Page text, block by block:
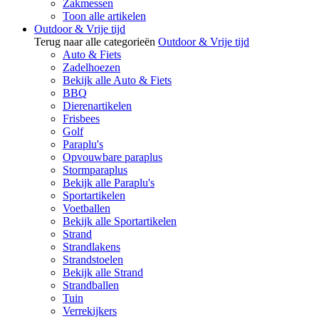
Zakmessen
Toon alle artikelen
Outdoor & Vrije tijd
Terug naar alle categorieën Outdoor & Vrije tijd
Auto & Fiets
Zadelhoezen
Bekijk alle Auto & Fiets
BBQ
Dierenartikelen
Frisbees
Golf
Paraplu's
Opvouwbare paraplus
Stormparaplus
Bekijk alle Paraplu's
Sportartikelen
Voetballen
Bekijk alle Sportartikelen
Strand
Strandlakens
Strandstoelen
Bekijk alle Strand
Strandballen
Tuin
Verrekijkers